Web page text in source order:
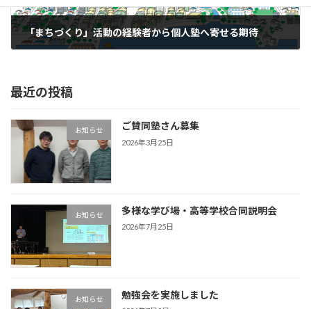
「まちづくり」活動の経験者から個人塾へ寄せる期待
最近の投稿
お知らせ ご賛同塾さん募集
2026年3月25日
お知らせ 多様な学び場・高等学校合同説明会
2026年7月25日
お知らせ 勉強会を実施しました